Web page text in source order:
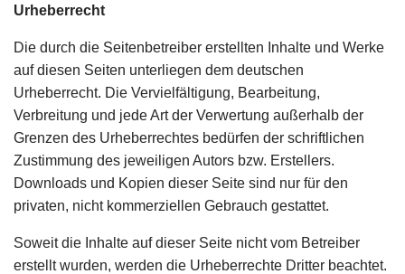
Urheberrecht
Die durch die Seitenbetreiber erstellten Inhalte und Werke
auf diesen Seiten unterliegen dem deutschen
Urheberrecht. Die Vervielfältigung, Bearbeitung,
Verbreitung und jede Art der Verwertung außerhalb der
Grenzen des Urheberrechtes bedürfen der schriftlichen
Zustimmung des jeweiligen Autors bzw. Erstellers.
Downloads und Kopien dieser Seite sind nur für den
privaten, nicht kommerziellen Gebrauch gestattet.
Soweit die Inhalte auf dieser Seite nicht vom Betreiber
erstellt wurden, werden die Urheberrechte Dritter beachtet.